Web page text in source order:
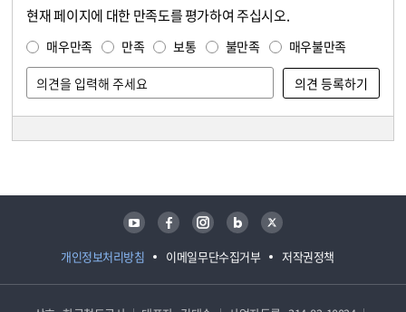
현재 페이지에 대한 만족도를 평가하여 주십시오.
매우만족 만족 보통 불만족 매우불만족
개인정보처리방침 이메일무단수집거부 저작권정책
유튜브 페이스북 인스타그램 블로그 트위터